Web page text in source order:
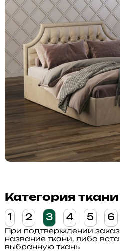
Категория ткани
1 2 3 4 5 6
При подтверждении
название ткани, либо
выбранную ткань